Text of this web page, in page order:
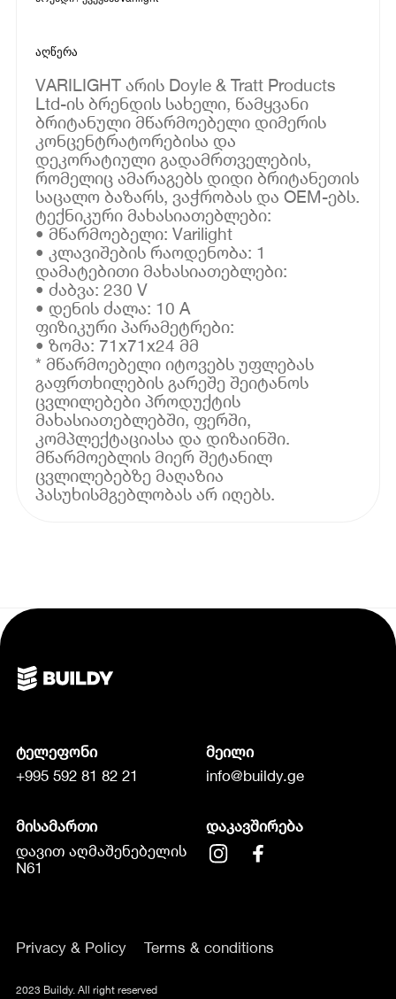
აღწერა
VARILIGHT არის Doyle & Tratt Products
Ltd-ის ბრენდის სახელი, წამყვანი
ბრიტანული მწარმოებელი დიმერის
კონცენტრატორებისა და
დეკორატიული გადამრთველების,
რომელიც ამარაგებს დიდი ბრიტანეთის
საცალო ბაზარს, ვაჭრობას და OEM-ებს.
ტექნიკური მახასიათებლები:
• მწარმოებელი: Varilight
• კლავიშების რაოდენობა: 1
დამატებითი მახასიათებლები:
• ძაბვა: 230 V
• დენის ძალა: 10 A
ფიზიკური პარამეტრები:
• ზომა: 71x71x24 მმ
* მწარმოებელი იტოვებს უფლებას
გაფრთხილების გარეშე შეიტანოს
ცვლილებები პროდუქტის
მახასიათებლებში, ფერში,
კომპლექტაციასა და დიზაინში.
მწარმოებლის მიერ შეტანილ
ცვლილებებზე მაღაზია
პასუხისმგებლობას არ იღებს.
ტელეფონი
+995 592 81 82 21
მეილი
info@buildy.ge
მისამართი
დავით აღმაშენებელის
N61
დაკავშირება
Privacy & Policy Terms & conditions
2023 Buildy. All right reserved